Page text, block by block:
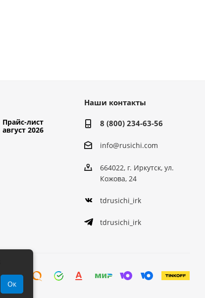
Прайс-лист
август 2026
Наши контакты
8 (800) 234-63-56
info@rusichi.com
664022, г. Иркутск, ул.
Кожова, 24
tdrusichi_irk
tdrusichi_irk
Ок